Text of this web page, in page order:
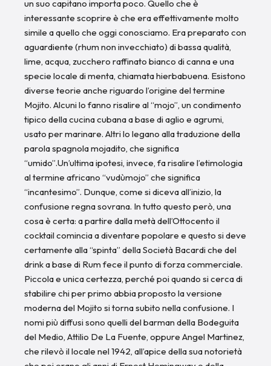
un suo capitano importa poco. Quello che è
interessante scoprire è che era effettivamente molto
simile a quello che oggi conosciamo. Era preparato con
aguardiente (rhum non invecchiato) di bassa qualità,
lime, acqua, zucchero raffinato bianco di canna e una
specie locale di menta, chiamata hierbabuena. Esistono
diverse teorie anche riguardo l’origine del termine
Mojito. Alcuni lo fanno risalire al “mojo”, un condimento
tipico della cucina cubana a base di aglio e agrumi,
usato per marinare. Altri lo legano alla traduzione della
parola spagnola mojadito, che significa
“umido”.Un’ultima ipotesi, invece, fa risalire l’etimologia
al termine africano “vudùmojo” che significa
“incantesimo”. Dunque, come si diceva all’inizio, la
confusione regna sovrana. In tutto questo però, una
cosa è certa: a partire dalla metà dell’Ottocento il
cocktail comincia a diventare popolare e questo si deve
certamente alla “spinta” della Società Bacardi che del
drink a base di Rum fece il punto di forza commerciale.
Piccola e unica certezza, perché poi quando si cerca di
stabilire chi per primo abbia proposto la versione
moderna del Mojito si torna subito nella confusione. I
nomi più diffusi sono quelli del barman della Bodeguita
del Medio, Attilio De La Fuente, oppure Angel Martinez,
che rilevò il locale nel 1942, all’apice della sua notorietà